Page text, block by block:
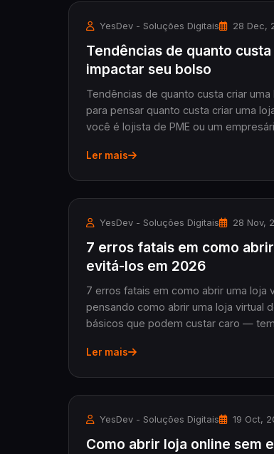
YesDev - Soluções Digitais 28 Dec,
Tendências de quanto
impactar seu bolso
Tendências de quanto custa criar
para pensar quanto custa criar uma
você é lojista de PME ou um
Ler mais
YesDev - Soluções Digitais 28 Nov,
7 erros fatais em como
evitá-los em 2026
7 erros fatais em como abrir uma loja
pensando como abrir uma loja virtual
básicos que podem custar caro —
Ler mais
YesDev - Soluções Digitais 19 Oct,
Como abrir loja online sem